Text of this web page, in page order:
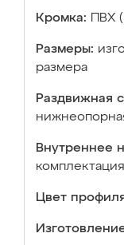
Кромка: ПВХ
Размеры:
размера
Раздвижная
Внутреннее
комплектация
Цвет